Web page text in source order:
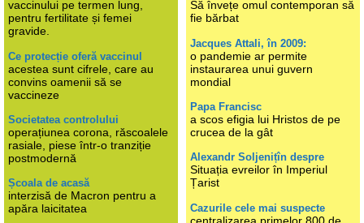
vaccinului pe termen lung,
pentru fertilitate și femei
gravide.
Ce protecție oferă vaccinul
acestea sunt cifrele, care au
convins oamenii să se
vaccineze
Societatea controlului
operațiunea corona, răscoalele
rasiale, piese într-o tranziție
postmodernă
Școala de acasă
interzisă de Macron pentru a
apăra laicitatea
Să învețe omul contemporan să
fie bărbat
Jacques Attali, în 2009:
o pandemie ar permite
instaurarea unui guvern
mondial
Papa Francisc
a scos efigia lui Hristos de pe
crucea de la gât
Alexandr Soljenițîn despre
Situația evreilor în Imperiul
Țarist
Cazurile cele mai suspecte
centralizarea primelor 800 de